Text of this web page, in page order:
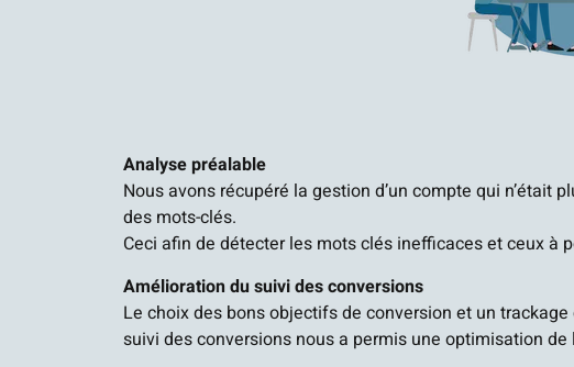
Analyse préalable
Nous avons récupéré la gestion d’un compte qui
des mots-clés.
Ceci afin de détecter les mots clés inefficaces et ceux à
Amélioration du suivi des conversions
Le choix des bons objectifs de conversion et un
suivi des conversions nous a permis une optimisation de